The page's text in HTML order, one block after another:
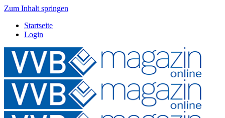
Zum Inhalt springen
Startseite
Login